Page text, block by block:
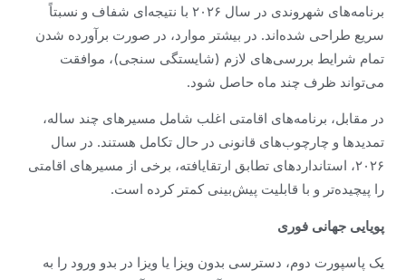
برنامه‌های شهروندی در سال ۲۰۲۶ با نتیجه‌ای شفاف و نسبتاً
سریع طراحی شده‌اند. در بیشتر موارد، در صورت برآورده شدن
تمام شرایط بررسی‌های لازم (شایستگی سنجی)، موافقت
می‌تواند ظرف چند ماه حاصل شود.
در مقابل، برنامه‌های اقامتی اغلب شامل مسیرهای چند ساله،
تمدیدها و چارچوب‌های قانونی در حال تکامل هستند. در سال
۲۰۲۶، استانداردهای تطابق ارتقایافته، برخی از مسیرهای اقامتی
را پیچیده‌تر و با قابلیت پیش‌بینی کمتر کرده است.
پویایی جهانی فوری
یک پاسپورت دوم، دسترسی بدون ویزا یا ویزا در بدو ورود را به